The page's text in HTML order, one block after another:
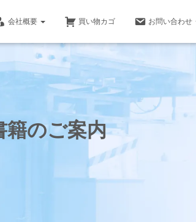
会社概要 買い物カゴ お問い合わせ
籍のご案内